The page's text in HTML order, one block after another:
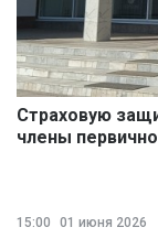
Страховую
члены
15:00
01 июня 2026